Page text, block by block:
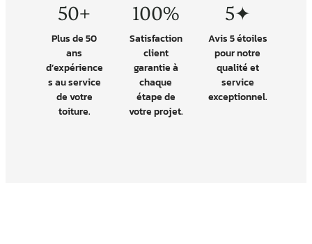
50+
Plus de 50
ans
d’expérience
s au service
de votre
toiture.
100%
Satisfaction
client
garantie à
chaque
étape de
votre projet.
5✦
Avis 5 étoiles
pour notre
qualité et
service
exceptionnel.